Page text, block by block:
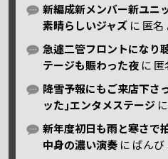
新編成新メンバー新ユニ
素晴らしいジャズ に 匿名
急遽二管フロントになり
テージも賑わった夜 に 匿
降雪予報にもご来店下さ
ッた｣エンタメステージ に
新年度初日も雨と寒さで
中身の濃い演奏 に ばんび